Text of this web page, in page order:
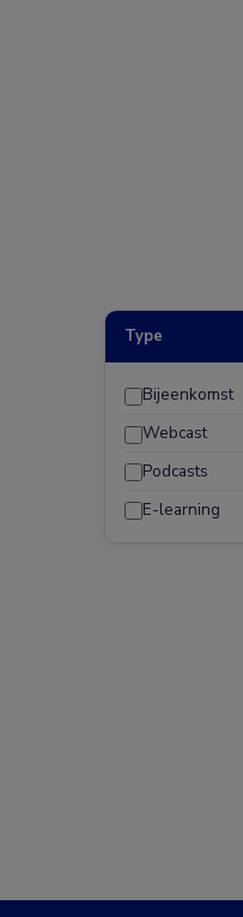
Type
Bijeenkomst
Webcast
Podcasts
E-learning